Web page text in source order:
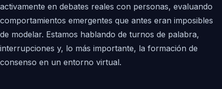
activamente en debates reales con personas, evaluando
comportamientos emergentes que antes eran imposibles
de modelar. Estamos hablando de turnos de palabra,
interrupciones y, lo más importante, la formación de
consenso en un entorno virtual.